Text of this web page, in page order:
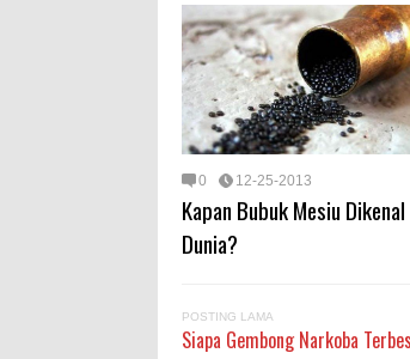
0 12-25-2013
Kapan Bubuk Mesiu
Dunia?
POSTING LAMA
Siapa Gembong Narkoba